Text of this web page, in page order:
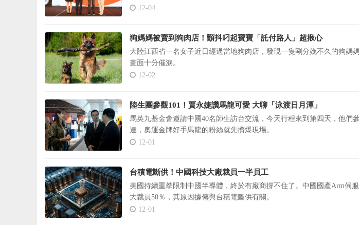
域、含數千家企業與院所加入「外泌體再生醫學產業」，並肩邁向資本市
12-04
狗媽媽被賣到狗肉店！顫抖叼起寶寶「託付路人」超揪心
大陸江西省一名女子近日經過當地狗肉店，發現一隻剛分娩不久的狗媽
畫面十分催淚。
12-02
陸生團參觀101！賈永婕讚馬龍可愛 大聊「泳渡日月潭」
馬英九基金會邀請中國40名師生訪台交流，今天行程來到第四天，他們
達，奧運金牌好手馬龍的粉絲就先擠爆現場。
12-01
台積電斷供！中國科技大廠裁員一半員工
美國持續重拳限制中國半導體，終於有廠商撐不住了。中國國產Arm伺
大裁員50％，其原因據傳與台積電斷供有關。
12-01